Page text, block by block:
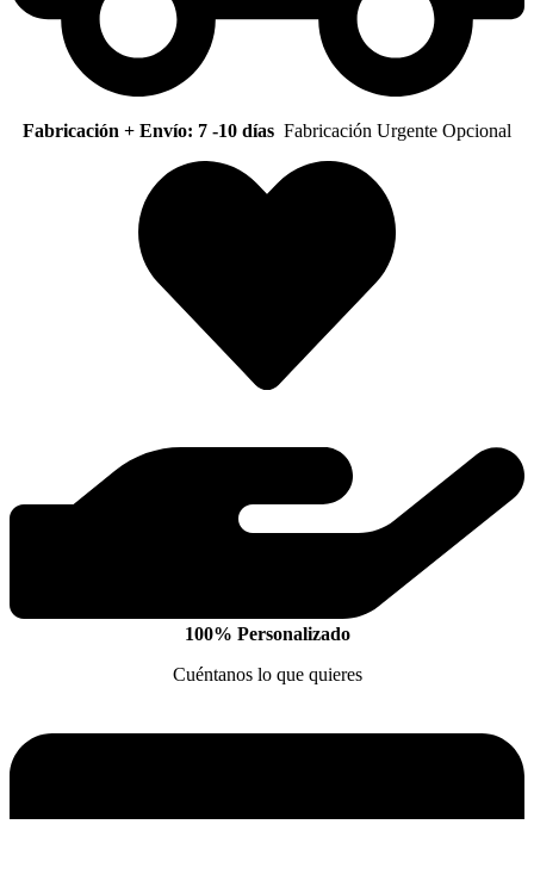
Fabricación + Envío: 7 -10 días Fabricación Urgente Opcional
100% Personalizado
Cuéntanos lo que quieres